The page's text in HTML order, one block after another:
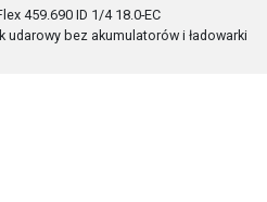
459.690 ID 1/4 18.0-EC
udarowy bez akumulatorów i ładowarki